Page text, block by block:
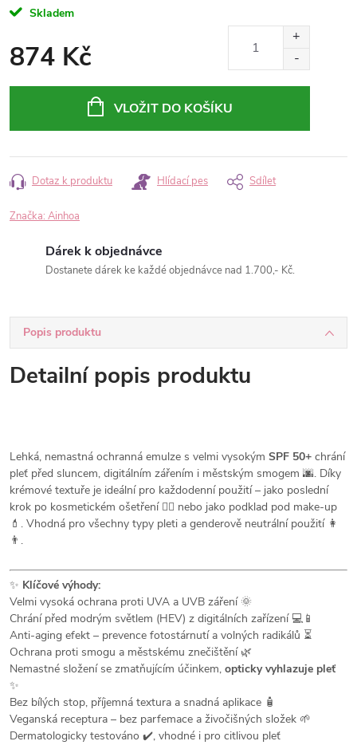
Skladem
874 Kč
VLOŽIT DO KOŠÍKU
Dotaz k produktu Hlídací pes Sdílet
Značka: Ainhoa
Dárek k objednávce
Dostanete dárek ke každé objednávce nad 1.700,- Kč.
Popis produktu
Detailní popis produktu
Lehká, nemastná ochranná emulze s velmi vysokým SPF 50+ chrání
pleť před sluncem, digitálním zářením i městským smogem 🌆. Díky
krémové textuře je ideální pro každodenní použití – jako poslední
krok po kosmetickém ošetření 💆‍♀️ nebo jako podklad pod make-up
💄. Vhodná pro všechny typy pleti a genderově neutrální použití 👩
👨.
✨ Klíčové výhody:
Velmi vysoká ochrana proti UVA a UVB záření 🌞
Chrání před modrým světlem (HEV) z digitálních zařízení 💻📱
Anti-aging efekt – prevence fotostárnutí a volných radikálů ⏳
Ochrana proti smogu a městskému znečištění 🌿
Nemastné složení se zmatňujícím účinkem, opticky vyhlazuje pleť
✨
Bez bílých stop, příjemná textura a snadná aplikace 🧴
Veganská receptura – bez parfemace a živočišných složek 🌱
Dermatologicky testováno ✔️, vhodné i pro citlivou pleť